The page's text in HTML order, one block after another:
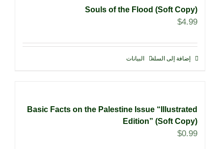
Souls of the Flood (Soft Copy)
$4.99
إضافة إلى السلة البيانات
Basic Facts on the Palestine Issue “Illustrated
Edition” (Soft Copy)
$0.99